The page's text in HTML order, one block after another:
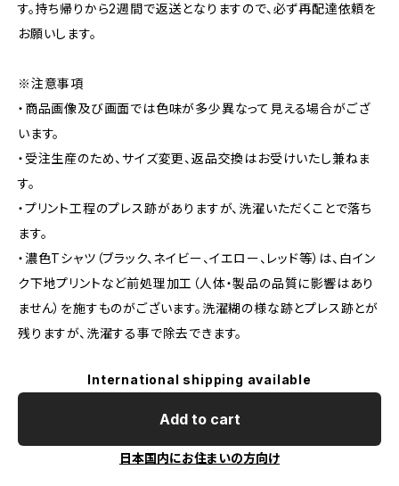
す。持ち帰りから2週間で返送となりますので、必ず再配達依頼を
お願いします。
※注意事項
・商品画像及び画面では色味が多少異なって見える場合がござ
います。
・受注生産のため、サイズ変更、返品交換はお受けいたし兼ねま
す。
・プリント工程のプレス跡がありますが、洗濯いただくことで落ち
ます。
・濃色Tシャツ（ブラック、ネイビー、イエロー、レッド等）は、白イン
ク下地プリントなど前処理加工（人体・製品の品質に影響はあり
ません）を施すものがございます。洗濯糊の様な跡とプレス跡とが
残りますが、洗濯する事で除去できます。
International shipping available
Add to cart
日本国内にお住まいの方向け